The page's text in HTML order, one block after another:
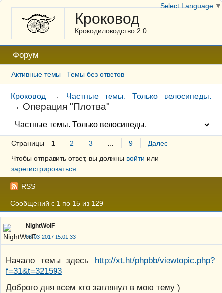
Кроковод
Крокодиловодство 2.0
Форум
Активные темы Темы без ответов
Кроковод → Частные темы. Только велосипеды.
→ Операция "Плотва"
Страницы 1 2 3 9
Далее
Чтобы отправить ответ, вы должны войти или
зарегистрироваться
RSS
Сообщений с 1 по 15 из 129
NightWolF
08-03-2017 15:01:33
Начало темы здесь http://xt.ht/phpbb/viewtopic.php?
f=31&t=321593
Доброго дня всем кто заглянул в мою тему )
Select Language ▼